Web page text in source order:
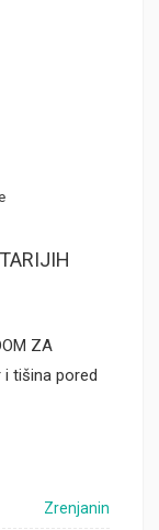
ZA
i tišina pored
Zrenjanin